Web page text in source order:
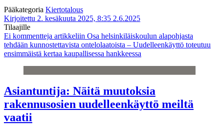
Pääkategoria Kiertotalous
Kirjoitettu 2. kesäkuuta 2025, 8:35 2.6.2025
Tilaajille
Ei kommentteja artikkeliin Osa helsinkiläiskoulun alapohjasta
tehdään kunnostettavista ontelolaatoista – Uudelleenkäyttö toteutuu
ensimmäistä kertaa kaupallisessa hankkeessa
Asiantuntija: Näitä muutoksia
rakennusosien uudelleenkäyttö meiltä
vaatii